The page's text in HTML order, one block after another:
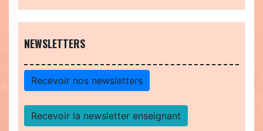
NEWSLETTERS
Recevoir nos newsletters
Recevoir la newsletter enseignant